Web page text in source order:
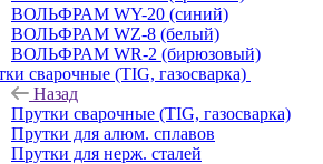
ВОЛЬФРАМ WY-20 (синий)
ВОЛЬФРАМ WZ-8 (белый)
ВОЛЬФРАМ WR-2 (бирюзовый)
сварочные (TIG, газосварка)
Назад
Прутки сварочные (TIG, газосварка)
Прутки для алюм. сплавов
Прутки для нерж. сталей